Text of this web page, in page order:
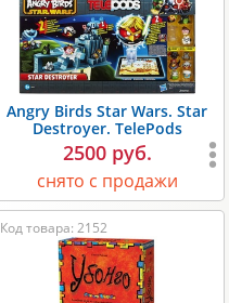
Angry Birds Star Wars. Star
Destroyer. TelePods
2500 руб.
снято с продажи
Код товара: 2152